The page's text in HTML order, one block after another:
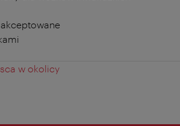
w okolicy